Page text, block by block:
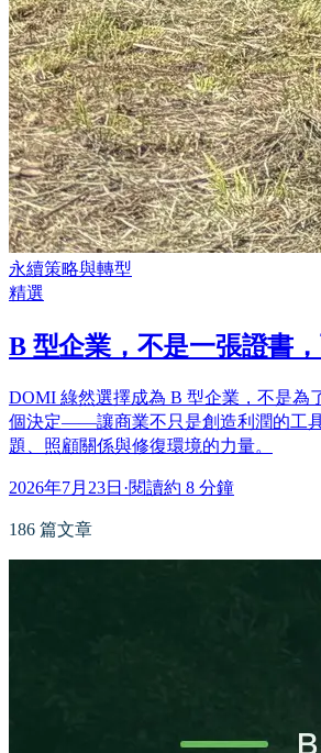
永續策略與轉型
精選
B 型企業，不是一張證書
DOMI 綠然選擇成為 B 型企業，不是為
個決定——讓商業不只是創造利潤的工
題、照顧關係與修復環境的力量。
2026年7月23日 ·閱讀約 8 分鐘
186 篇文章